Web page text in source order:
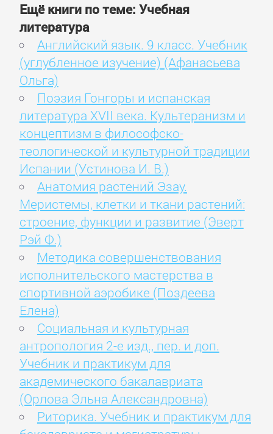
Ещё книги по теме: Учебная
литература
Английский язык. 9 класс. Учебник
(углубленное изучение) (Афанасьева
Ольга)
Поэзия Гонгоры и испанская
литература XVII века. Культеранизм и
концептизм в философско-
теологической и культурной традиции
Испании (Устинова И. В.)
Анатомия растений Эзау.
Меристемы, клетки и ткани растений:
строение, функции и развитие (Эверт
Рэй Ф.)
Методика совершенствования
исполнительского мастерства в
спортивной аэробике (Поздеева
Елена)
Социальная и культурная
антропология 2-е изд., пер. и доп.
Учебник и практикум для
академического бакалавриата
(Орлова Эльна Александровна)
Риторика. Учебник и практикум для